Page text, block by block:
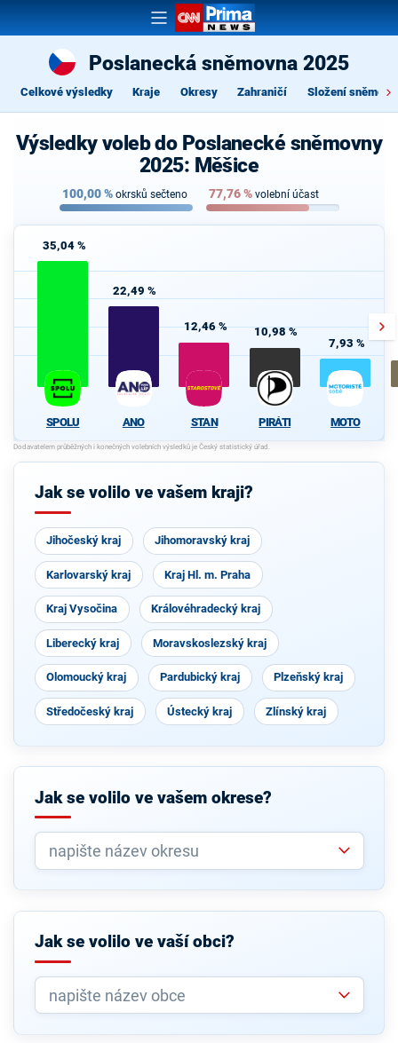
Poslanecká sněmovna 2025
Celkové výsledky Kraje Okresy Zahraničí Složení
Výsledky voleb do Poslanecké sněmovny
2025: Měšice
100,00% okrsků sečteno 77,76% volební účast
35,04 %
SPOLU
22,49 %
ANO
12,46 %
STAN
10,98 %
PIRÁTI
7,93 %
MOTO
Jak se volilo ve vašem kraji?
Jihočeský kraj Jihomoravský kraj
Karlovarský kraj Kraj Hl. m. Praha
Kraj Vysočina Královéhradecký kraj
Liberecký kraj Moravskoslezský kraj
Olomoucký kraj Pardubický kraj Plzeňský kraj
Středočeský kraj Ústecký kraj Zlínský kraj
Jak se volilo ve vašem okrese?
Jak se volilo ve vaší obci?